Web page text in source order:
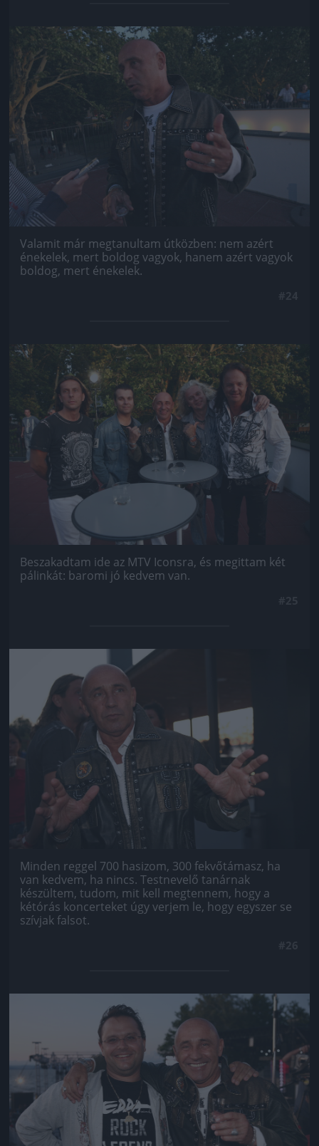
Jön még kép!
Valamit már megtanultam útközben: nem azért
énekelek, mert boldog vagyok, hanem azért vagyok
boldog, mert énekelek.
Jön még kép!
Beszakadtam ide az MTV Iconsra, és megittam két
pálinkát: baromi jó kedvem van.
Jön még kép!
Minden reggel 700 hasizom, 300 fekvőtámasz, ha
van kedvem, ha nincs. Testnevelő tanárnak
készültem, tudom, mit kell megtennem, hogy a
kétórás koncerteket úgy verjem le, hogy egyszer se
szívjak falsot.
Jön még kép!